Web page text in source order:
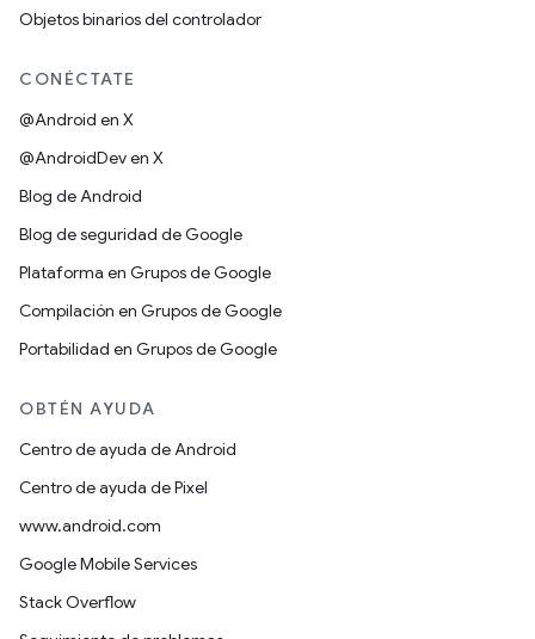
Objetos binarios del controlador
CONÉCTATE
@Android en X
@AndroidDev en X
Blog de Android
Blog de seguridad de Google
Plataforma en Grupos de Google
Compilación en Grupos de Google
Portabilidad en Grupos de Google
OBTÉN AYUDA
Centro de ayuda de Android
Centro de ayuda de Pixel
www.android.com
Google Mobile Services
Stack Overflow